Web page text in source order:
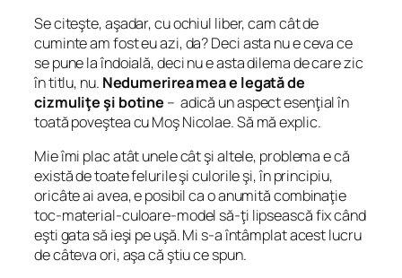
Se citeşte, aşadar, cu ochiul liber, cam cât de
cuminte am fost eu azi, da? Deci asta nu e ceva ce
se pune la îndoială, deci nu e asta dilema de care zic
în titlu, nu. Nedumerirea mea e legată de
cizmuliţe şi botine – adică un aspect esenţial în
toată poveştea cu Moş Nicolae. Să mă explic.
Mie îmi plac atât unele cât şi altele, problema e că
există de toate felurile şi culorile şi, în principiu,
oricâte ai avea, e posibil ca o anumită combinaţie
toc-material-culoare-model să-ţi lipsească fix când
eşti gata să ieşi pe uşă. Mi s-a întâmplat acest lucru
de câteva ori, aşa că ştiu ce spun.